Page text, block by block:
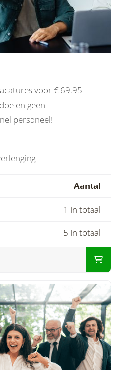
voor € 69.95
en geen
personeel!
Aantal
1 In totaal
5 In totaal